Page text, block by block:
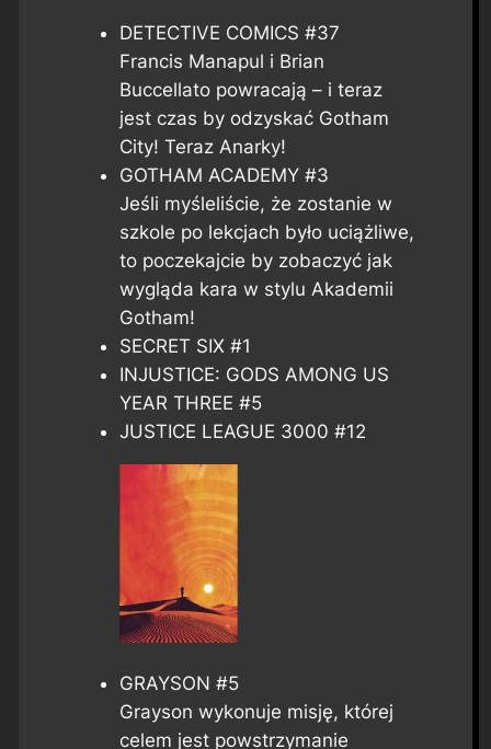
DETECTIVE COMICS #37
Francis Manapul i Brian
Buccellato powracają – i teraz
jest czas by odzyskać Gotham
City! Teraz Anarky!
GOTHAM ACADEMY #3
Jeśli myśleliście, że zostanie w
szkole po lekcjach było uciążliwe,
to poczekajcie by zobaczyć jak
wygląda kara w stylu Akademii
Gotham!
SECRET SIX #1
INJUSTICE: GODS AMONG US
YEAR THREE #5
JUSTICE LEAGUE 3000 #12
GRAYSON #5
Grayson wykonuje misję, której
celem jest powstrzymanie